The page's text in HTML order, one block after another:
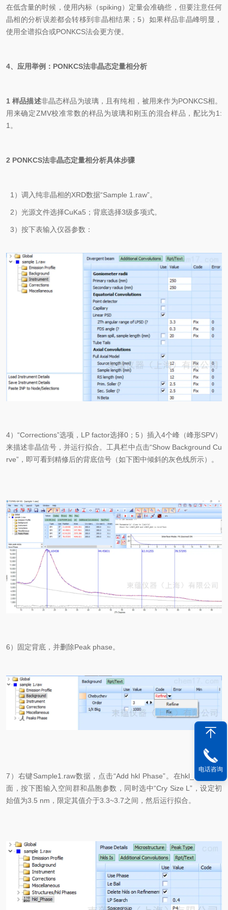
在低含量的时候，使用内标（spiking）定量会准确些，但要注意任何
晶相的分析误差都会转移到非晶相结果；5）如果样品非晶峰明显，
使用全谱拟合或PONKCS法会更方便。
4、 应用举例：PONKCS法非晶态定量相分析
1 样品描述非晶态样品为玻璃，且有纯相，被用来作为PONKCS相。
用来确定ZMV校准常数的样品为玻璃和刚玉的混合样品，配比为1:
1。
2 PONKCS法非晶态定量相分析具体步骤
1）调入纯非晶相的XRD数据“Sample 1.raw”。
2）光源文件选择CuKa5；背底选择3级多项式。
3）按下表输入仪器参数：
4）“Corrections”选项，LP factor选择0；5）插入4个峰（峰形SPV）
来描述非晶信号，并运行拟合。工具栏中点击“Show Background Cu
rve”，即可看到精修后的背底信号（如下图中倾斜的灰色线所示）。
6）固定背底，并删除Peak phase。
7）右键Sample1.raw数据，点击“Add hkl Phase”。在hkl_Phase里
面，按下图输入空间群和晶胞参数，同时选中“Cry Size L”，设定初
始值为3.5 nm，限定其值介于3.3~3.7之间，然后运行拟合。
电话咨询